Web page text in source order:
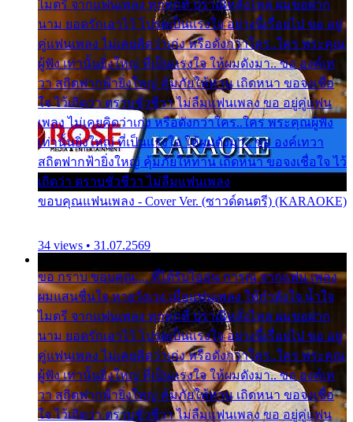
ไมตรี จากแฟนเพลง ทุกทุกที่ ปราณีหลั่งไหล ผมขอฝาก
นาม ยอดรักเอาไว้ โปรดเป็นแรงใจ อย่างนี้เรื่อยไป ขอ อยู่
คู่แฟนเพลง ไม่เคยคิดว่าเก่ง หรือดังกว่าใคร..ใคร พระคุณ
ผู้ฟัง เท่านั้นยิ่งใหญ่ ที่เป็นแรงใจ ให้ผมดังมา.. ขอ องค์เท
วา สถิตฟากฟ้ายิ่งใหญ่ คุ้มภัยให้ท่าน เถิดหนา ขอจงเชื่อ
ใจ ไว้เถิดว่า ตราบชั่วชีวา ไม่ลืมแฟนเพลง ขอ อยู่คู่แฟน
เพลง ไม่เคยคิดว่าเก่ง หรือดังกว่าใคร..ใคร พระคุณผู้ฟัง
เท่านั้นยิ่งใหญ่ ที่เป็นแรงใจ ให้ผมดังมา.. ขอ องค์เทวา
สถิตฟากฟ้ายิ่งใหญ่ คุ้มภัยให้ท่าน เถิดหนา ขอจงเชื่อใจ ไว้
เถิดว่า ตราบชั่วชีวา ไม่ลืมแฟนเพลง
ขอบคุณแฟนเพลง - Cover Ver. (ซาวด์ดนตรี) (KARAOKE)
34 views • 31.07.2569
ขอ กราบ ขอบคุณ.... ที่ได้รับไออุ่น การุณ จากแฟน เพลง
ผมแสนชื่นใจ หายวังเวง เมื่อแฟนเพลง ให้กำลังใจ น้ำใจ
ไมตรี จากแฟนเพลง ทุกทุกที่ ปราณีหลั่งไหล ผมขอฝาก
นาม ยอดรักเอาไว้ โปรดเป็นแรงใจ อย่างนี้เรื่อยไป ขอ อยู่
คู่แฟนเพลง ไม่เคยคิดว่าเก่ง หรือดังกว่าใคร..ใคร พระคุณ
ผู้ฟัง เท่านั้นยิ่งใหญ่ ที่เป็นแรงใจ ให้ผมดังมา.. ขอ องค์เท
วา สถิตฟากฟ้ายิ่งใหญ่ คุ้มภัยให้ท่าน เถิดหนา ขอจงเชื่อ
ใจ ไว้เถิดว่า ตราบชั่วชีวา ไม่ลืมแฟนเพลง ขอ อยู่คู่แฟน